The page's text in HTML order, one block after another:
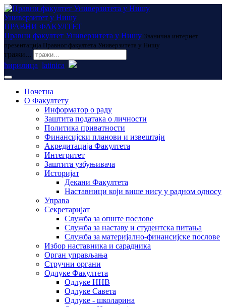
Универзитет у Нишу
ПРАВНИ ФАКУЛТЕТ
Правни факултет Универзитета у Нишу Званична интернет
презентација Правног факултета Универзитета у Нишу
тражи...
ћирилица latinica
Почетна
О Факултету
Информатор о раду
Заштита података о личности
Политика приватности
Финансијски планови и извештаји
Акредитација Факултета
Интегритет
Заштита узбуњивача
Историјат
Декани Факултета
Наставници који више нису у радном односу
Управа
Секретаријат
Служба за опште послове
Служба за наставу и студентска питања
Служба за материјално-финансијске послове
Избор наставника и сарадника
Oрган управљања
Стручни органи
Одлуке Факултета
Одлуке ННВ
Одлуке Савета
Одлуке - школарина